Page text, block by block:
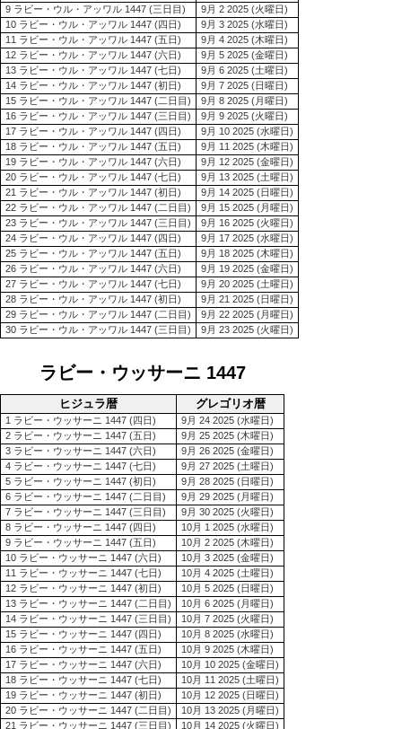
9 ラビー・ウル・アッワル 1447 (三日目)
9月 2 2025 (火曜日)
10 ラビー・ウル・アッワル 1447 (四日)
9月 3 2025 (水曜日)
11 ラビー・ウル・アッワル 1447 (五日)
9月 4 2025 (木曜日)
12 ラビー・ウル・アッワル 1447 (六日)
9月 5 2025 (金曜日)
13 ラビー・ウル・アッワル 1447 (七日)
9月 6 2025 (土曜日)
14 ラビー・ウル・アッワル 1447 (初日)
9月 7 2025 (日曜日)
15 ラビー・ウル・アッワル 1447 (二日目)
9月 8 2025 (月曜日)
16 ラビー・ウル・アッワル 1447 (三日目)
9月 9 2025 (火曜日)
17 ラビー・ウル・アッワル 1447 (四日)
9月 10 2025 (水曜日)
18 ラビー・ウル・アッワル 1447 (五日)
9月 11 2025 (木曜日)
19 ラビー・ウル・アッワル 1447 (六日)
9月 12 2025 (金曜日)
20 ラビー・ウル・アッワル 1447 (七日)
9月 13 2025 (土曜日)
21 ラビー・ウル・アッワル 1447 (初日)
9月 14 2025 (日曜日)
22 ラビー・ウル・アッワル 1447 (二日目)
9月 15 2025 (月曜日)
23 ラビー・ウル・アッワル 1447 (三日目)
9月 16 2025 (火曜日)
24 ラビー・ウル・アッワル 1447 (四日)
9月 17 2025 (水曜日)
25 ラビー・ウル・アッワル 1447 (五日)
9月 18 2025 (木曜日)
26 ラビー・ウル・アッワル 1447 (六日)
9月 19 2025 (金曜日)
27 ラビー・ウル・アッワル 1447 (七日)
9月 20 2025 (土曜日)
28 ラビー・ウル・アッワル 1447 (初日)
9月 21 2025 (日曜日)
29 ラビー・ウル・アッワル 1447 (二日目)
9月 22 2025 (月曜日)
30 ラビー・ウル・アッワル 1447 (三日目)
9月 23 2025 (火曜日)
ラビー・ウッサーニ 1447
ヒジュラ暦 グレゴリオ暦
1 ラビー・ウッサーニ 1447 (四日)
9月 24 2025 (水曜日)
2 ラビー・ウッサーニ 1447 (五日)
9月 25 2025 (木曜日)
3 ラビー・ウッサーニ 1447 (六日)
9月 26 2025 (金曜日)
4 ラビー・ウッサーニ 1447 (七日)
9月 27 2025 (土曜日)
5 ラビー・ウッサーニ 1447 (初日)
9月 28 2025 (日曜日)
6 ラビー・ウッサーニ 1447 (二日目)
9月 29 2025 (月曜日)
7 ラビー・ウッサーニ 1447 (三日目)
9月 30 2025 (火曜日)
8 ラビー・ウッサーニ 1447 (四日)
10月 1 2025 (水曜日)
9 ラビー・ウッサーニ 1447 (五日)
10月 2 2025 (木曜日)
10 ラビー・ウッサーニ 1447 (六日)
10月 3 2025 (金曜日)
11 ラビー・ウッサーニ 1447 (七日)
10月 4 2025 (土曜日)
12 ラビー・ウッサーニ 1447 (初日)
10月 5 2025 (日曜日)
13 ラビー・ウッサーニ 1447 (二日目)
10月 6 2025 (月曜日)
14 ラビー・ウッサーニ 1447 (三日目)
10月 7 2025 (火曜日)
15 ラビー・ウッサーニ 1447 (四日)
10月 8 2025 (水曜日)
16 ラビー・ウッサーニ 1447 (五日)
10月 9 2025 (木曜日)
17 ラビー・ウッサーニ 1447 (六日)
10月 10 2025 (金曜日)
18 ラビー・ウッサーニ 1447 (七日)
10月 11 2025 (土曜日)
19 ラビー・ウッサーニ 1447 (初日)
10月 12 2025 (日曜日)
20 ラビー・ウッサーニ 1447 (二日目)
10月 13 2025 (月曜日)
21 ラビー・ウッサーニ 1447 (三日目)
10月 14 2025 (火曜日)